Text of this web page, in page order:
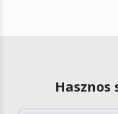
Hasznos